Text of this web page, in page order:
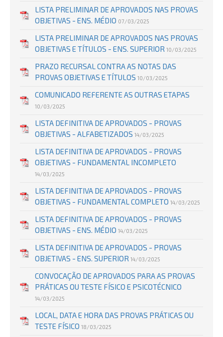
LISTA PRELIMINAR DE APROVADOS NAS PROVAS
OBJETIVAS - ENS. MÉDIO 07/03/2025
LISTA PRELIMINAR DE APROVADOS NAS PROVAS
OBJETIVAS E TÍTULOS - ENS. SUPERIOR 10/03/2025
PRAZO RECURSAL CONTRA AS NOTAS DAS
PROVAS OBJETIVAS E TÍTULOS 10/03/2025
COMUNICADO REFERENTE AS OUTRAS ETAPAS
10/03/2025
LISTA DEFINITIVA DE APROVADOS - PROVAS
OBJETIVAS - ALFABETIZADOS 14/03/2025
LISTA DEFINITIVA DE APROVADOS - PROVAS
OBJETIVAS - FUNDAMENTAL INCOMPLETO
14/03/2025
LISTA DEFINITIVA DE APROVADOS - PROVAS
OBJETIVAS - FUNDAMENTAL COMPLETO 14/03/2025
LISTA DEFINITIVA DE APROVADOS - PROVAS
OBJETIVAS - ENS. MÉDIO 14/03/2025
LISTA DEFINITIVA DE APROVADOS - PROVAS
OBJETIVAS - ENS. SUPERIOR 14/03/2025
CONVOCAÇÃO DE APROVADOS PARA AS PROVAS
PRÁTICAS OU TESTE FÍSICO E PSICOTÉCNICO
14/03/2025
LOCAL, DATA E HORA DAS PROVAS PRÁTICAS OU
TESTE FÍSICO 18/03/2025